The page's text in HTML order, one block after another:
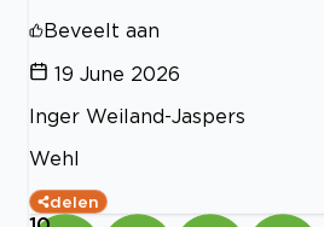
Beveelt aan
19 June 2026
Inger Weiland-Jaspers
Wehl
delen